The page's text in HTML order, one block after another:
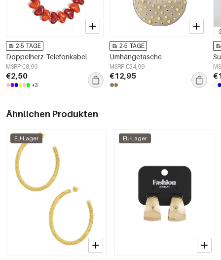
2-5 TAGE
Doppelherz-Telefonkabel
MSRP €8,99
€2,50
+3
2-5 TAGE
Umhängetasche
MSRP €34,99
€12,95
-
Ähnlichen Produkten
EU-Lager EU-Lager